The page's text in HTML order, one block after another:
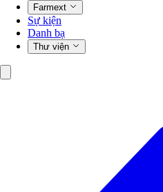
Farmext
Sự kiện
Danh bạ
Thư viện